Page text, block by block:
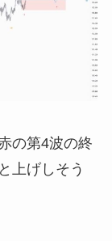
の第4波の終
上げしそう